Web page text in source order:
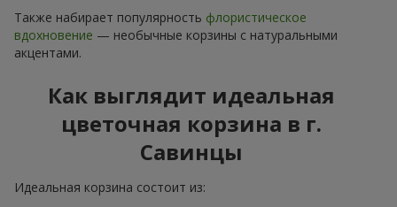
Также набирает популярность флористическое
вдохновение — необычные корзины с натуральными
акцентами.
Как выглядит идеальная
цветочная корзина в г.
Савинцы
Идеальная корзина состоит из: